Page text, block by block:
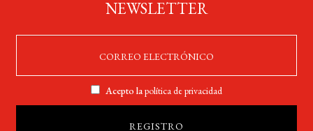
NEWSLETTER
Acepto lapolítica de privacidad